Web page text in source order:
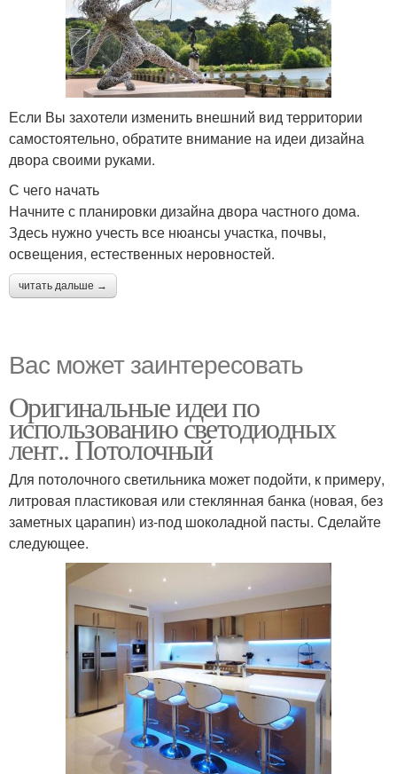
Если Вы захотели изменить внешний вид территории
самостоятельно, обратите внимание на идеи дизайна
двора своими руками.
С чего начать
Начните с планировки дизайна двора частного дома.
Здесь нужно учесть все нюансы участка, почвы,
освещения, естественных неровностей.
читать дальше →
Вас может заинтересовать
Оригинальные идеи по
использованию светодиодных
лент.. Потолочный
Для потолочного светильника может подойти, к примеру,
литровая пластиковая или стеклянная банка (новая, без
заметных царапин) из-под шоколадной пасты. Сделайте
следующее.